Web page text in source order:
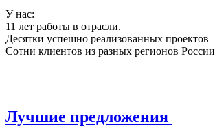
У нас:
11 лет работы в отрасли.
Десятки успешно реализованных проектов
Сотни клиентов из разных регионов России
Лучшие предложения